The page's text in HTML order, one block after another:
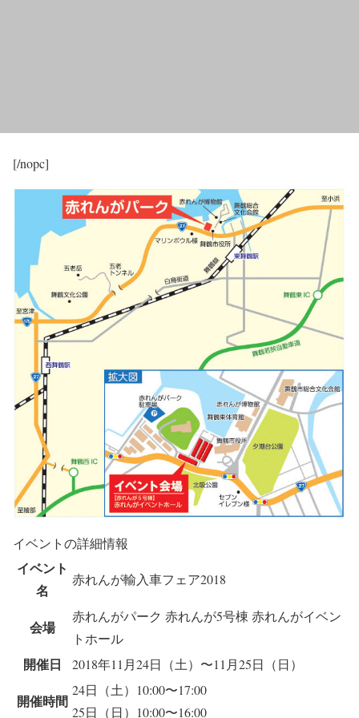
[/nopc]
イベントの詳細情報
イベント
名
赤れんが輸入車フェア2018
会場
赤れんがパーク 赤れんが5号棟 赤れんがイベン
トホール
開催日 2018年11月24日（土）〜11月25日（日）
開催時間
24日（土）10:00〜17:00
25日（日）10:00〜16:00